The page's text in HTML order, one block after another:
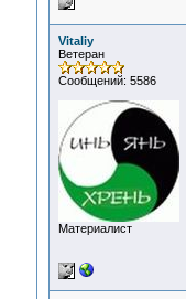
Vitaliy
Ветеран
Сообщений: 5586
Материалист